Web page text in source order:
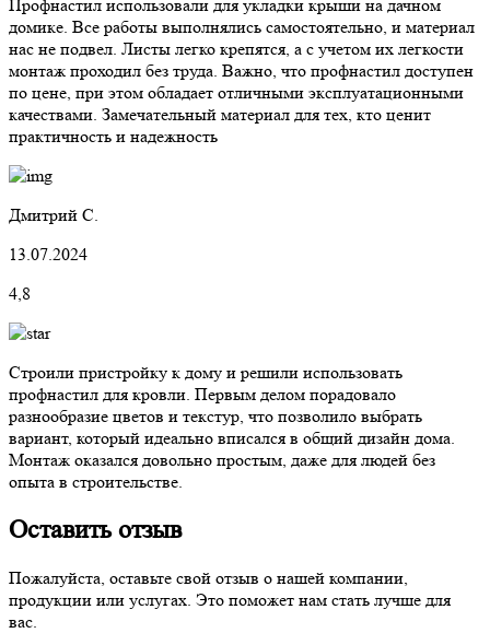
Профнастил использовали для укладки крыши на дачном
домике. Все работы выполнялись самостоятельно, и материал
нас не подвел. Листы легко крепятся, а с учетом их легкости
монтаж проходил без труда. Важно, что профнастил доступен
по цене, при этом обладает отличными эксплуатационными
качествами. Замечательный материал для тех, кто ценит
практичность и надежность
Дмитрий С.
13.07.2024
4,8
Строили пристройку к дому и решили использовать
профнастил для кровли. Первым делом порадовало
разнообразие цветов и текстур, что позволило выбрать
вариант, который идеально вписался в общий дизайн дома.
Монтаж оказался довольно простым, даже для людей без
опыта в строительстве.
Оставить отзыв
Пожалуйста, оставьте свой отзыв о нашей компании,
продукции или услугах. Это поможет нам стать лучше для
вас.